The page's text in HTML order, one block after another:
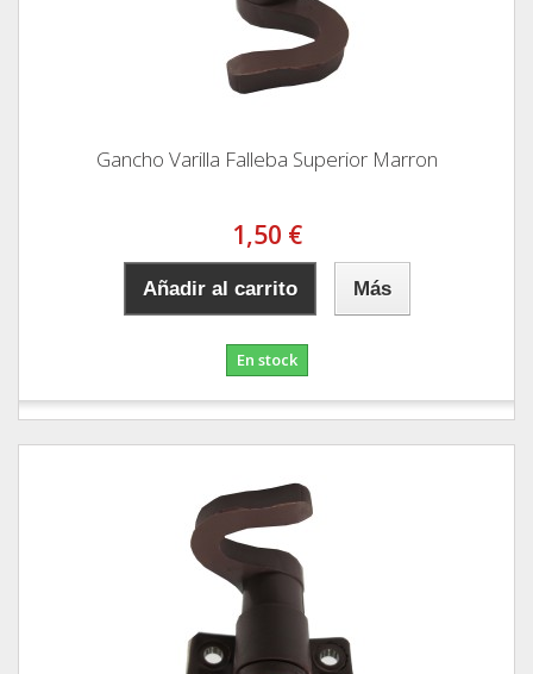
Gancho Varilla Falleba Superior Marron
1,50 €
Añadir al carrito Más
En stock